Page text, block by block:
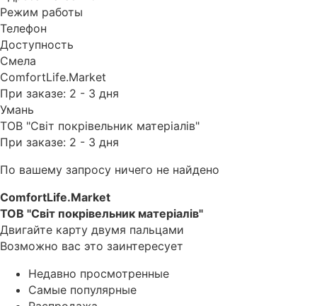
Режим работы
Телефон
Доступность
Смела
ComfortLife.Market
При заказе: 2 - 3 дня
Умань
ТОВ "Світ покрівельник матеріалів"
При заказе: 2 - 3 дня
По вашему запросу ничего не найдено
ComfortLife.Market
ТОВ "Світ покрівельник матеріалів"
Двигайте карту двумя пальцами
Возможно вас это заинтересует
Недавно просмотренные
Самые популярные